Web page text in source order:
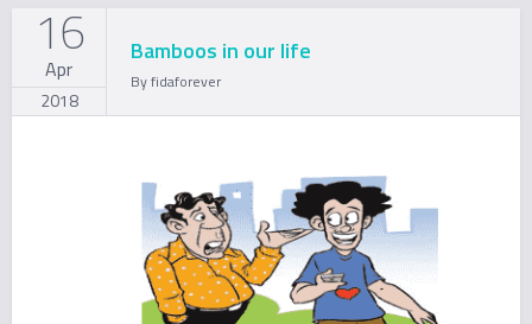
16
Apr
2018
Bamboos in our life
Byfidaforever